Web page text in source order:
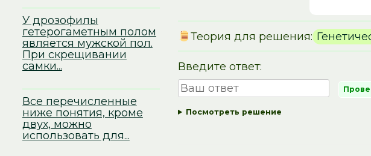
Теория для решения:
Введите ответ:
Посмотреть решение
У дрозофилы
гетерогаметным полом
является мужской пол.
При скрещивании
самки...
Все перечисленные
ниже понятия, кроме
двух, можно
использовать для...